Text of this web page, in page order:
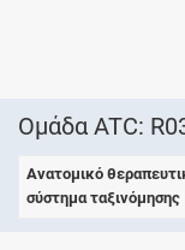
Ομάδα ATC:
Ανατομικό
σύστημα ταξινόμησης